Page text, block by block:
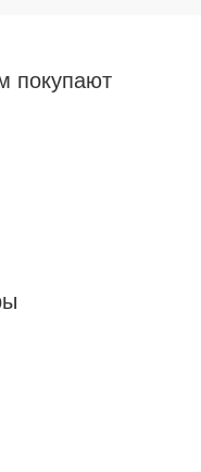
покупают